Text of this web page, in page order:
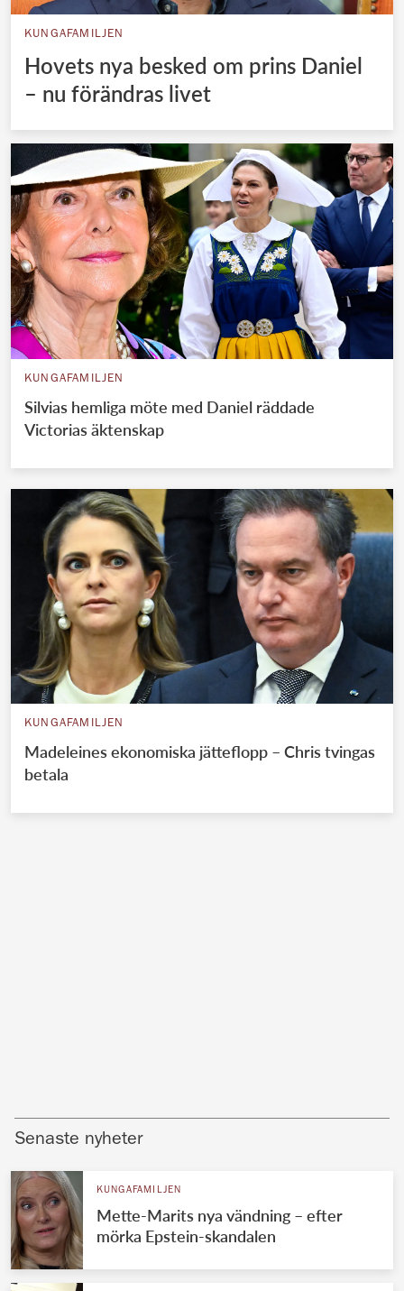
KUNGAFAMILJEN
Hovets nya besked om prins Daniel
– nu förändras livet
KUNGAFAMILJEN
Silvias hemliga möte med Daniel räddade
Victorias äktenskap
KUNGAFAMILJEN
Madeleines ekonomiska jätteflopp – Chris tvingas
betala
Senaste nyheter
KUNGAFAMILJEN
Mette-Marits nya vändning – efter
mörka Epstein-skandalen